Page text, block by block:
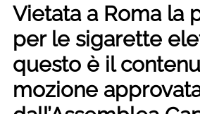
Vietata a Roma la
per le sigarette
questo è il
mozione